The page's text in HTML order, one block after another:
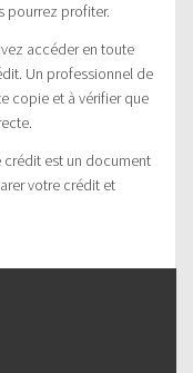
pourrez profiter.
accéder en toute
Un professionnel de
copie et à vérifier que
crédit est un document
votre crédit et